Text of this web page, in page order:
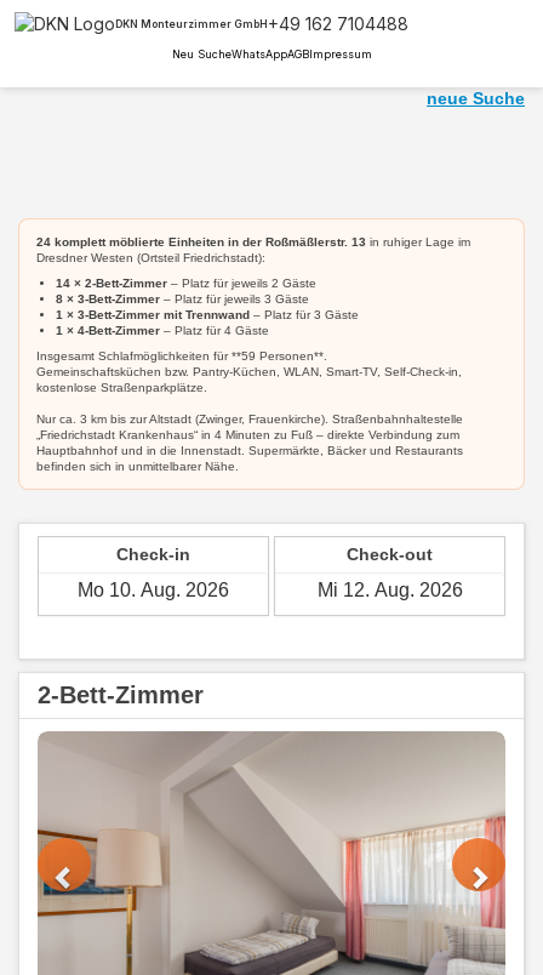
DKN Monteurzimmer GmbH +49 162 7104488
Neu SucheWhatsAppAGBImpressum
neue Suche
24 komplett möblierte Einheiten in der Roßmäßlerstr. 13 in ruhiger Lage im
Dresdner Westen (Ortsteil Friedrichstadt):
14 × 2-Bett-Zimmer – Platz für jeweils 2 Gäste
8 × 3-Bett-Zimmer – Platz für jeweils 3 Gäste
1 × 3-Bett-Zimmer mit Trennwand – Platz für 3 Gäste
1 × 4-Bett-Zimmer – Platz für 4 Gäste
Insgesamt Schlafmöglichkeiten für **59 Personen**.
Gemeinschaftsküchen bzw. Pantry-Küchen, WLAN, Smart-TV, Self-Check-in,
kostenlose Straßenparkplätze.
Nur ca. 3 km bis zur Altstadt (Zwinger, Frauenkirche). Straßenbahnhaltestelle
„Friedrichstadt Krankenhaus“ in 4 Minuten zu Fuß – direkte Verbindung zum
Hauptbahnhof und in die Innenstadt. Supermärkte, Bäcker und Restaurants
befinden sich in unmittelbarer Nähe.
Check-in Check-out
2-Bett-Zimmer
Previous Next